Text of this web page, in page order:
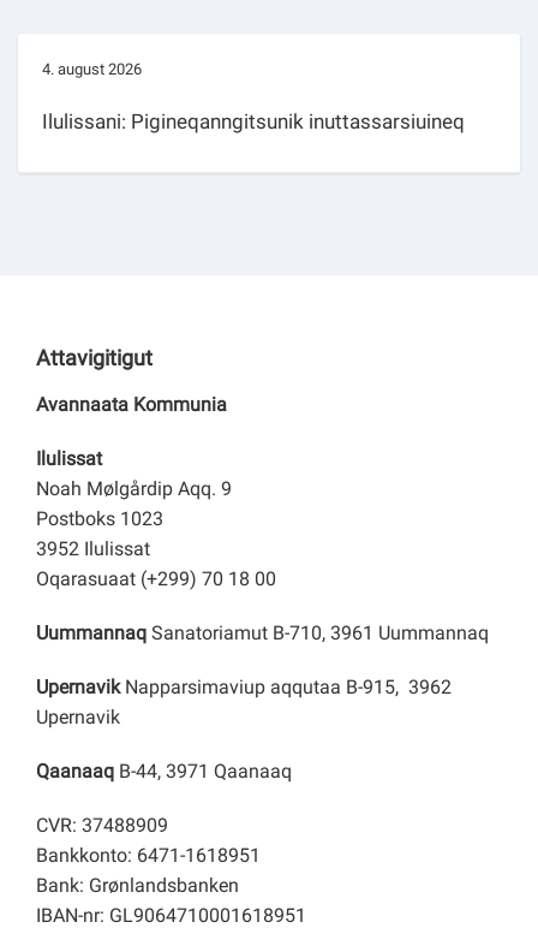
4. august 2026
Ilulissani: Pigineqanngitsunik inuttassarsiuineq
Attavigitigut
Avannaata Kommunia
Ilulissat
Noah Mølgårdip Aqq. 9
Postboks 1023
3952 Ilulissat
Oqarasuaat (+299) 70 18 00
Uummannaq Sanatoriamut B-710, 3961 Uummannaq
Upernavik Napparsimaviup aqqutaa B-915, 3962
Upernavik
Qaanaaq B-44, 3971 Qaanaaq
CVR: 37488909
Bankkonto: 6471-1618951
Bank: Grønlandsbanken
IBAN-nr: GL9064710001618951